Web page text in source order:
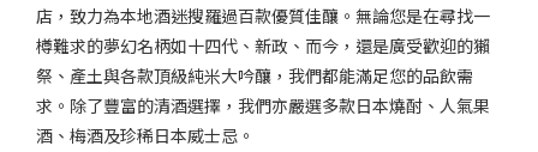
店，致力為本地酒迷搜羅過百款優質佳釀。無論您是在尋找一
樽難求的夢幻名柄如十四代、新政、而今，還是廣受歡迎的獺
祭、產土與各款頂級純米大吟釀，我們都能滿足您的品飲需
求。除了豐富的清酒選擇，我們亦嚴選多款日本燒酎、人氣果
酒、梅酒及珍稀日本威士忌。